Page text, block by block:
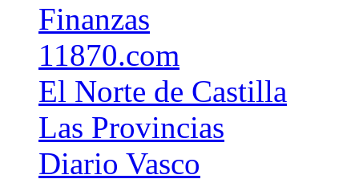
Finanzas
11870.com
El Norte de Castilla
Las Provincias
Diario Vasco